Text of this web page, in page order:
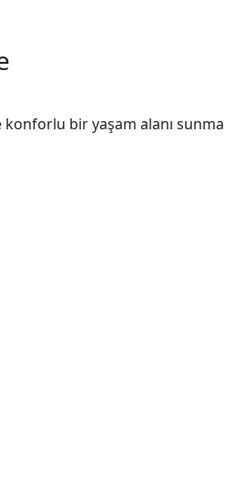
bir yaşam alanı